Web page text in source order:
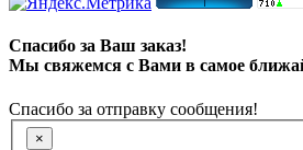
Спасибо за Ваш заказ!
Мы свяжемся с Вами в самое
Спасибо за отправку сообщения!
×